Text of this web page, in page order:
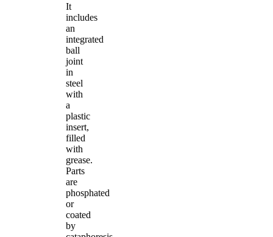
It
includes
an
integrated
ball
joint
in
steel
with
a
plastic
insert,
filled
with
grease.
Parts
are
phosphated
or
coated
by